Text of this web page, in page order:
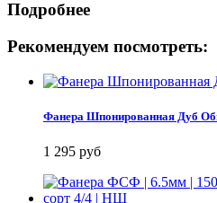
Подробнее
Рекомендуем посмотреть:
Фанера Шпонированная Дуб
1 295 руб